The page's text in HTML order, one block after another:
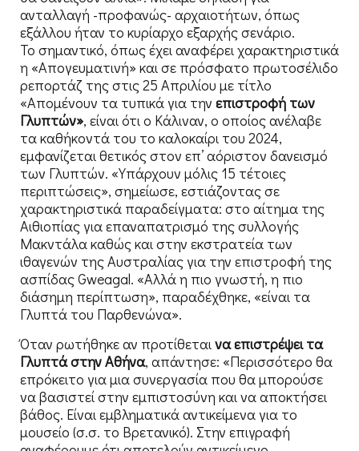
ανταλλαγή -προφανώς- αρχαιοτήτων, όπως
εξάλλου ήταν το κυρίαρχο εξαρχής σενάριο.
Το σημαντικό, όπως έχει αναφέρει χαρακτηριστικά
η «Απογευματινή» και σε πρόσφατο πρωτοσέλιδο
ρεπορτάζ της στις 25 Απριλίου με τίτλο
«Απομένουν τα τυπικά για την επιστροφή των
Γλυπτών», είναι ότι ο Κάλιναν, ο οποίος ανέλαβε
τα καθήκοντά του το καλοκαίρι του 2024,
εμφανίζεται θετικός στον επ’ αόριστον δανεισμό
των Γλυπτών. «Υπάρχουν μόλις 15 τέτοιες
περιπτώσεις», σημείωσε, εστιάζοντας σε
χαρακτηριστικά παραδείγματα: στο αίτημα της
Αιθιοπίας για επαναπατρισμό της συλλογής
Μακντάλα καθώς και στην εκστρατεία των
ιθαγενών της Αυστραλίας για την επιστροφή της
ασπίδας Gweagal. «Αλλά η πιο γνωστή, η πιο
διάσημη περίπτωση», παραδέχθηκε, «είναι τα
Γλυπτά του Παρθενώνα».
Όταν ρωτήθηκε αν προτίθεταινα επιστρέψει τα
Γλυπτά στην Αθήνα, απάντησε: «Περισσότερο θα
επρόκειτο για μια συνεργασία που θα μπορούσε
να βασιστεί στην εμπιστοσύνη και να αποκτήσει
βάθος. Είναι εμβληματικά αντικείμενα για το
μουσείο (σ.σ. το Βρετανικό). Στην επιγραφή